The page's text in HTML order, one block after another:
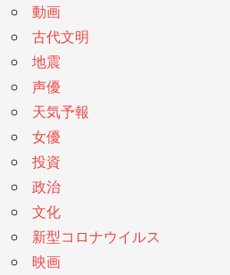
動画
古代文明
地震
声優
天気予報
女優
投資
政治
文化
新型コロナウイルス
映画